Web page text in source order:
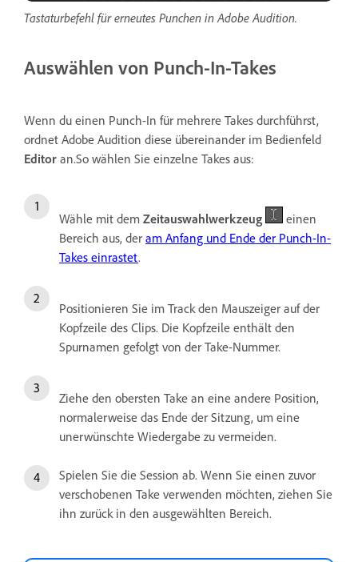
Tastaturbefehl für erneutes Punchen in Adobe Audition.
Auswählen von Punch-In-Takes
Wenn du einen Punch-In für mehrere Takes durchführst,
ordnet Adobe Audition diese übereinander im Bedienfeld
Editor an.So wählen Sie einzelne Takes aus:
Wähle mit dem Zeitauswahlwerkzeug
einen
Bereich aus, der am Anfang und Ende der Punch-In-
Takes einrastet.
Positionieren Sie im Track den Mauszeiger auf der
Kopfzeile des Clips. Die Kopfzeile enthält den
Spurnamen gefolgt von der Take-Nummer.
Ziehe den obersten Take an eine andere Position,
normalerweise das Ende der Sitzung, um eine
unerwünschte Wiedergabe zu vermeiden.
Spielen Sie die Session ab. Wenn Sie einen zuvor
verschobenen Take verwenden möchten, ziehen Sie
ihn zurück in den ausgewählten Bereich.